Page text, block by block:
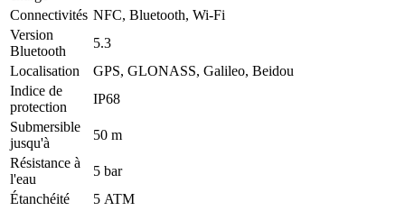
Connectivités NFC, Bluetooth, Wi-Fi
Version
Bluetooth
5.3
Localisation
GPS, GLONASS, Galileo, Beidou
Indice de
protection
IP68
Submersible
jusqu'à
50 m
Résistance à
l'eau
5 bar
Étanchéité
5 ATM